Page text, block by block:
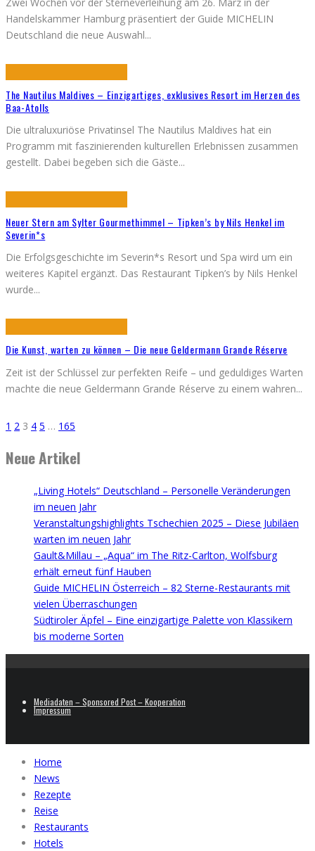
Handelskammer Hamburg präsentiert der Guide MICHELIN
Deutschland die neue Auswahl...
The Nautilus Maldives – Einzigartiges, exklusives Resort im Herzen des
Baa-Atolls
Die ultraluxuriöse Privatinsel The Nautilus Maldives hat ein
Programm mit faszinierenden kulturellen Erlebnissen zusammen
gestellt. Dabei begeben sich die Gäste...
Neuer Stern am Sylter Gourmethimmel – Tipken’s by Nils Henkel im
Severin*s
Die Erfolgsgeschichte im Severin*s Resort und Spa wird um ein
weiteres Kapitel ergänzt. Das Restaurant Tipken’s by Nils Henkel
wurde...
Die Kunst, warten zu können – Die neue Geldermann Grande Réserve
Zeit ist der Schlüssel zur perfekten Reife – und geduldiges Warten
machte die neue Geldermann Grande Réserve zu einem wahren...
1 2 3 4 5 … 165
Neue Artikel
„Living Hotels“ Deutschland – Personelle Veränderungen
im neuen Jahr
Veranstaltungshighlights Tschechien 2025 – Diese Jubiläen
warten im neuen Jahr
Gault&Millau – „Aqua“ im The Ritz-Carlton, Wolfsburg
erhält erneut fünf Hauben
Guide MICHELIN Österreich – 82 Sterne-Restaurants mit
vielen Überraschungen
Südtiroler Äpfel – Eine einzigartige Palette von Klassikern
bis moderne Sorten
Mediadaten – Sponsored Post – Kooperation
Impressum
Home
News
Rezepte
Reise
Restaurants
Hotels